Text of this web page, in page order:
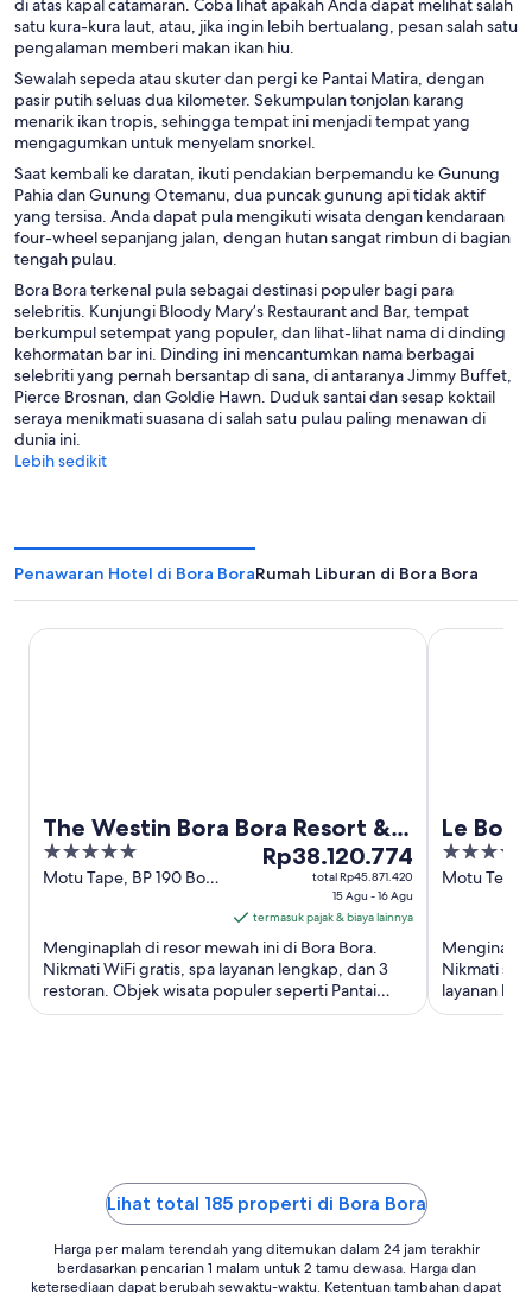
di atas kapal catamaran. Coba lihat apakah Anda dapat melihat salah
satu kura-kura laut, atau, jika ingin lebih bertualang, pesan salah satu
pengalaman memberi makan ikan hiu.
Sewalah sepeda atau skuter dan pergi ke Pantai Matira, dengan
pasir putih seluas dua kilometer. Sekumpulan tonjolan karang
menarik ikan tropis, sehingga tempat ini menjadi tempat yang
mengagumkan untuk menyelam snorkel.
Saat kembali ke daratan, ikuti pendakian berpemandu ke Gunung
Pahia dan Gunung Otemanu, dua puncak gunung api tidak aktif
yang tersisa. Anda dapat pula mengikuti wisata dengan kendaraan
four-wheel sepanjang jalan, dengan hutan sangat rimbun di bagian
tengah pulau.
Bora Bora terkenal pula sebagai destinasi populer bagi para
selebritis. Kunjungi Bloody Mary’s Restaurant and Bar, tempat
berkumpul setempat yang populer, dan lihat-lihat nama di dinding
kehormatan bar ini. Dinding ini mencantumkan nama berbagai
selebriti yang pernah bersantap di sana, di antaranya Jimmy Buffet,
Pierce Brosnan, dan Goldie Hawn. Duduk santai dan sesap koktail
seraya menikmati suasana di salah satu pulau paling menawan di
dunia ini.
Lebih sedikit
Penawaran Hotel di Bora BoraRumah Liburan di Bora Bora
The Westin Bora Bora Resort &
Spa
5
out
Motu Tape, BP 190 Bora
Harga
Rp38.120.774
malam
dari
15
Agu
Rp38.120.774
total Rp45.871.420
15 Agu - 16 Agu
termasuk pajak & biaya lainnya
Menginaplah di resor mewah ini di Bora Bora.
Nikmati WiFi gratis, spa layanan lengkap, dan 3
restoran. Objek wisata populer seperti Pantai
Matira dan Le Meridien ...
The Westin Bora Bora Resort & Spa
Le
5
out
Motu
Nikmati
layanan
kondisi
Le Bora
Lihat total 185 properti di Bora Bora
Harga per malam terendah yang ditemukan dalam 24 jam terakhir
berdasarkan pencarian 1 malam untuk 2 tamu dewasa. Harga dan
ketersediaan dapat berubah sewaktu-waktu. Ketentuan tambahan dapat